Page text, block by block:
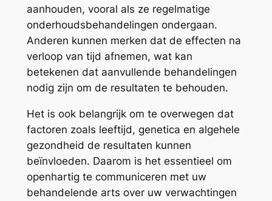
aanhouden, vooral als ze regelmatige
onderhoudsbehandelingen ondergaan.
Anderen kunnen merken dat de effecten na
verloop van tijd afnemen, wat kan
betekenen dat aanvullende behandelingen
nodig zijn om de resultaten te behouden.
Het is ook belangrijk om te overwegen dat
factoren zoals leeftijd, genetica en algehele
gezondheid de resultaten kunnen
beïnvloeden. Daarom is het essentieel om
openhartig te communiceren met uw
behandelende arts over uw verwachtingen